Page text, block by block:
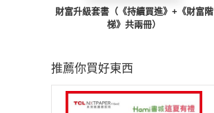
財富升級套書（《持續買進》+《財富階
梯》共兩冊）
推薦你買好東西